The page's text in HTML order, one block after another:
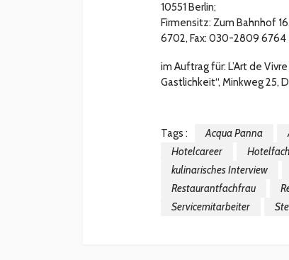
10551 Berlin;
Firmensitz: Zum Bahnhof
6702, Fax: 030-2809 6764
im Auftrag für: L’Art de
Gastlichkeit“, Minkweg 25,
Tags : Acqua Panna
Hotelcareer
kulinarisches Interview
Restaurantfachfrau
Servicemitarbeiter